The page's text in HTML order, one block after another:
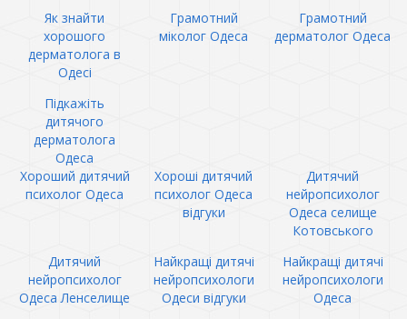
Як знайти
хорошого
дерматолога в
Одесі
Грамотний
міколог Одеса
Грамотний
дерматолог Одеса
Підкажіть
дитячого
дерматолога
Одеса
Хороший дитячий
психолог Одеса
Хороші дитячий
психолог Одеса
відгуки
Дитячий
нейропсихолог
Одеса селище
Котовського
Дитячий
нейропсихолог
Одеса Ленселище
Найкращі дитячі
нейропсихологи
Одеси відгуки
Найкращі дитячі
нейропсихологи
Одеса